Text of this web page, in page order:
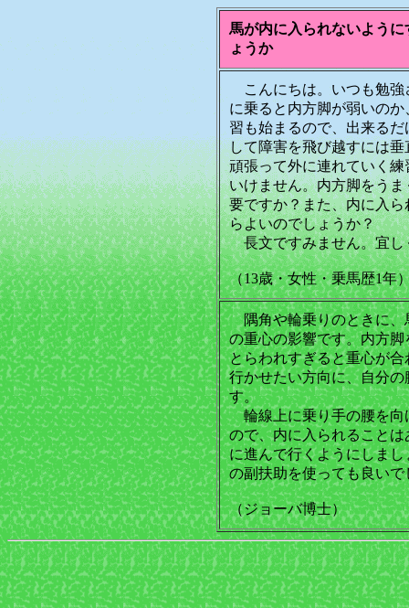
馬が内に入られないよう
ょうか
こんにちは。いつも勉強
に乗ると内方脚が弱いの
習も始まるので、出来る
して障害を飛び越すには
頑張って外に連れていく
いけません。内方脚をう
要ですか？また、内に入
らよいのでしょうか？
長文ですみません。宜し
（13歳・女性・乗馬歴1年
隅角や輪乗りのときに、
の重心の影響です。内方
とらわれすぎると重心が
行かせたい方向に、自分
す。
輪線上に乗り手の腰を向
ので、内に入られること
に進んで行くようにしま
の副扶助を使っても良いで
（ジョーバ博士）